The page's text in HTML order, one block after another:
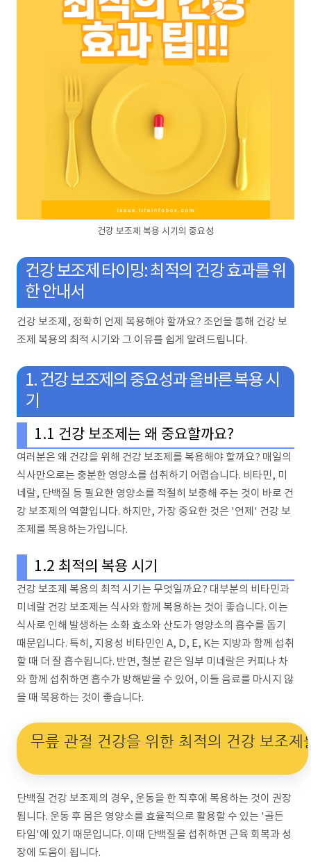
건강 보조제 복용 시기의 중요성
건강 보조제 타이밍: 최적의 건강 효과를 위
한 안내서
건강 보조제, 정확히 언제 복용해야 할까요? 조언을 통해 건강 보
조제 복용의 최적 시기와 그 이유를 쉽게 알려드립니다.
1. 건강 보조제의 중요성과 올바른 복용 시
기
1.1 건강 보조제는 왜 중요할까요?
여러분은 왜 건강을 위해 건강 보조제를 복용해야 할까요? 매일의
식사만으로는 충분한 영양소를 섭취하기 어렵습니다. 비타민, 미
네랄, 단백질 등 필요한 영양소를 적절히 보충해 주는 것이 바로 건
강 보조제의 역할입니다. 하지만, 가장 중요한 것은 '언제' 건강 보
조제를 복용하는가입니다.
1.2 최적의 복용 시기
건강 보조제 복용의 최적 시기는 무엇일까요? 대부분의 비타민과
미네랄 건강 보조제는 식사와 함께 복용하는 것이 좋습니다. 이는
식사로 인해 발생하는 소화 효소와 산도가 영양소의 흡수를 돕기
때문입니다. 특히, 지용성 비타민인 A, D, E, K는 지방과 함께 섭취
할 때 더 잘 흡수됩니다. 반면, 철분 같은 일부 미네랄은 커피나 차
와 함께 섭취하면 흡수가 방해받을 수 있어, 이들 음료를 마시지 않
을 때 복용하는 것이 좋습니다.
무릎 관절 건강을 위한 최적의 건강 보조제
단백질 건강 보조제의 경우, 운동을 한 직후에 복용하는 것이 권장
됩니다. 운동 후 몸은 영양소를 효율적으로 활용할 수 있는 '골든
타임'에 있기 때문입니다. 이때 단백질을 섭취하면 근육 회복과 성
장에 도움이 됩니다.